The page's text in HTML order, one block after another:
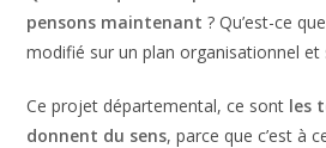
pensons maintenant? Qu’est-ce
modifié sur un plan organisationnel et
Ce projet départemental, ce sont les
donnent du sens, parce que c’est à